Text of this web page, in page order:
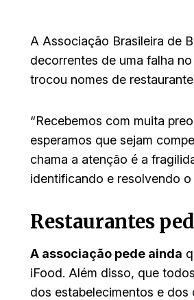
A Associação Brasileira de
decorrentes de uma falha
trocou nomes de
“Recebemos com muita
esperamos que sejam
chama a atenção é a
identificando e resolvendo o
Restaurantes
A associação pede ainda
iFood. Além disso, que
dos estabelecimentos e dos